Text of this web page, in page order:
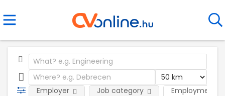
Employment
Employer Job category